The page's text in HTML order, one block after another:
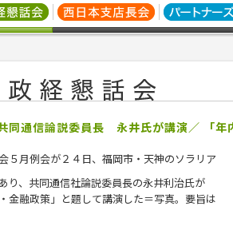
通信論説委員長 永井氏が講演／ 「年
５月例会が２４日、福岡市・天神のソラリア
り、共同通信社論説委員長の永井利治氏が
金融政策」と題して講演した＝写真。要旨は